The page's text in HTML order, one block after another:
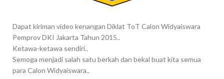
Dapat kiriman video kenangan Diklat ToT Calon Widyaiswara
Pemprov DKI Jakarta Tahun 2015..
Ketawa-ketawa sendiri..
Semoga menjadi salah satu berkah dan bekal buat kita semua
para Calon Widyaiswara..